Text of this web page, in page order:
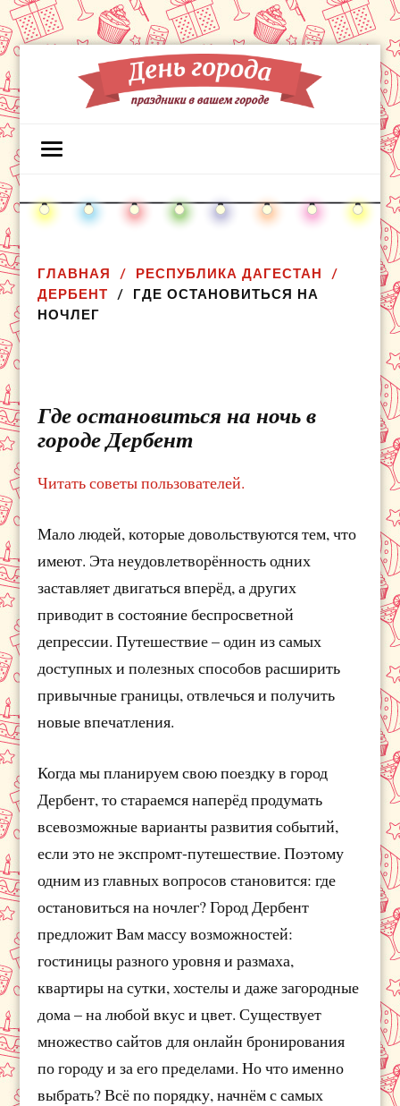
ГЛАВНАЯ
РЕСПУБЛИКА ДАГЕСТАН
ДЕРБЕНТ
ГДЕ ОСТАНОВИТЬСЯ НА
НОЧЛЕГ
Где остановиться на ночь в
городе Дербент
Читать советы пользователей.
Мало людей, которые довольствуются тем, что
имеют. Эта неудовлетворённость одних
заставляет двигаться вперёд, а других
приводит в состояние беспросветной
депрессии. Путешествие – один из самых
доступных и полезных способов расширить
привычные границы, отвлечься и получить
новые впечатления.
Когда мы планируем свою поездку в город
Дербент, то стараемся наперёд продумать
всевозможные варианты развития событий,
если это не экспромт-путешествие. Поэтому
одним из главных вопросов становится: где
остановиться на ночлег? Город Дербент
предложит Вам массу возможностей:
гостиницы разного уровня и размаха,
квартиры на сутки, хостелы и даже загородные
дома – на любой вкус и цвет. Существует
множество сайтов для онлайн бронирования
по городу и за его пределами. Но что именно
выбрать? Всё по порядку, начнём с самых